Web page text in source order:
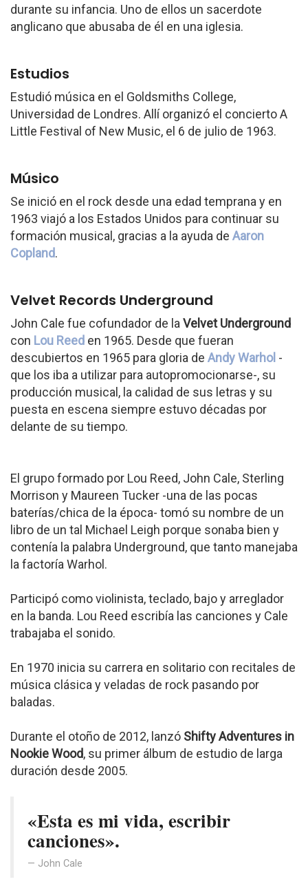
durante su infancia. Uno de ellos un sacerdote
anglicano que abusaba de él en una iglesia.
Estudios
Estudió música en el Goldsmiths College,
Universidad de Londres. Allí organizó el concierto A
Little Festival of New Music, el 6 de julio de 1963.
Músico
Se inició en el rock desde una edad temprana y en
1963 viajó a los Estados Unidos para continuar su
formación musical, gracias a la ayuda de Aaron
Copland.
Velvet Records Underground
John Cale fue cofundador de la Velvet Underground
con Lou Reed en 1965. Desde que fueran
descubiertos en 1965 para gloria de Andy Warhol -
que los iba a utilizar para autopromocionarse-, su
producción musical, la calidad de sus letras y su
puesta en escena siempre estuvo décadas por
delante de su tiempo.
El grupo formado por Lou Reed, John Cale, Sterling
Morrison y Maureen Tucker -una de las pocas
baterías/chica de la época- tomó su nombre de un
libro de un tal Michael Leigh porque sonaba bien y
contenía la palabra Underground, que tanto manejaba
la factoría Warhol.
Participó como violinista, teclado, bajo y arreglador
en la banda. Lou Reed escribía las canciones y Cale
trabajaba el sonido.
En 1970 inicia su carrera en solitario con recitales de
música clásica y veladas de rock pasando por
baladas.
Durante el otoño de 2012, lanzó Shifty Adventures in
Nookie Wood, su primer álbum de estudio de larga
duración desde 2005.
«Esta es mi vida, escribir
canciones».
John Cale